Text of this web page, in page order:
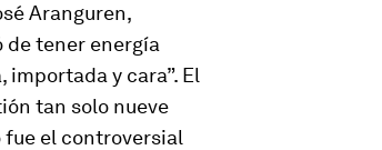
Aranguren,
de tener energía
importada y cara”. El
tan solo nueve
fue el controversial